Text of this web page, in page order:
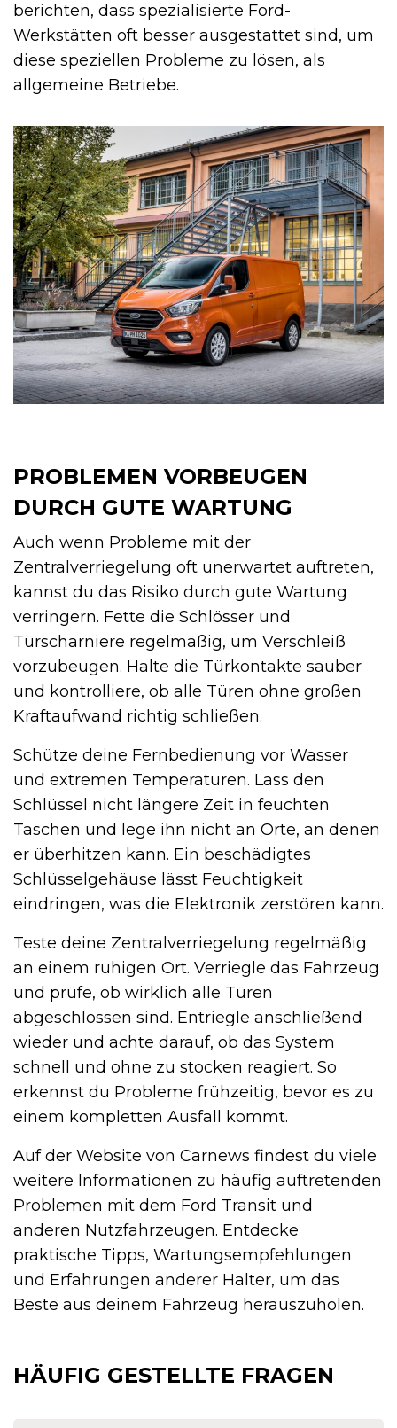
berichten, dass spezialisierte Ford-
Werkstätten oft besser ausgestattet sind, um
diese speziellen Probleme zu lösen, als
allgemeine Betriebe.
PROBLEMEN VORBEUGEN
DURCH GUTE WARTUNG
Auch wenn Probleme mit der
Zentralverriegelung oft unerwartet auftreten,
kannst du das Risiko durch gute Wartung
verringern. Fette die Schlösser und
Türscharniere regelmäßig, um Verschleiß
vorzubeugen. Halte die Türkontakte sauber
und kontrolliere, ob alle Türen ohne großen
Kraftaufwand richtig schließen.
Schütze deine Fernbedienung vor Wasser
und extremen Temperaturen. Lass den
Schlüssel nicht längere Zeit in feuchten
Taschen und lege ihn nicht an Orte, an denen
er überhitzen kann. Ein beschädigtes
Schlüsselgehäuse lässt Feuchtigkeit
eindringen, was die Elektronik zerstören kann.
Teste deine Zentralverriegelung regelmäßig
an einem ruhigen Ort. Verriegle das Fahrzeug
und prüfe, ob wirklich alle Türen
abgeschlossen sind. Entriegle anschließend
wieder und achte darauf, ob das System
schnell und ohne zu stocken reagiert. So
erkennst du Probleme frühzeitig, bevor es zu
einem kompletten Ausfall kommt.
Auf der Website von Carnews findest du viele
weitere Informationen zu häufig auftretenden
Problemen mit dem Ford Transit und
anderen Nutzfahrzeugen. Entdecke
praktische Tipps, Wartungsempfehlungen
und Erfahrungen anderer Halter, um das
Beste aus deinem Fahrzeug herauszuholen.
HÄUFIG GESTELLTE FRAGEN